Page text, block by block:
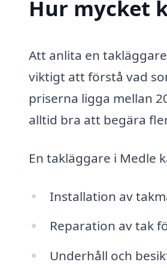
Hur mycket
Att anlita en
viktigt att förstå vad
priserna ligga mellan
alltid bra att begära
En takläggare i Medle
Installation av
Reparation av tak
Underhåll och